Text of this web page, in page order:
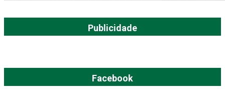
Publicidade
Facebook